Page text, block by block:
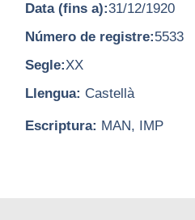
Data (fins a):31/12/1920
Número de registre:5533
Segle:XX
Llengua: Castellà
Escriptura: MAN, IMP